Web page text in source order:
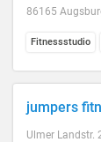
86165
Fitnessstudio
jumpers
Ulmer Landstr.